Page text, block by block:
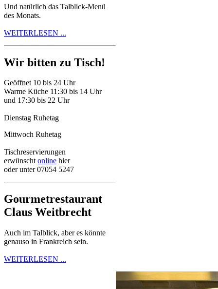
Und natürlich das Talblick-Menü
des Monats.
WEITERLESEN ...
Wir bitten zu Tisch!
Geöffnet 10 bis 24 Uhr
Warme Küche 11:30 bis 14 Uhr
und 17:30 bis 22 Uhr
Dienstag Ruhetag
Mittwoch Ruhetag
Tischreservierungen
erwünschtonline hier
oder unter 07054 5247
Gourmetrestaurant
Claus Weitbrecht
Auch im Talblick, aber es könnte
genauso in Frankreich sein.
WEITERLESEN ...